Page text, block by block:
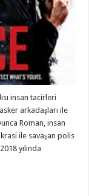
insan tacirleri
arkadaşları ile
Roman, insan
ile savaşan polis
yılında